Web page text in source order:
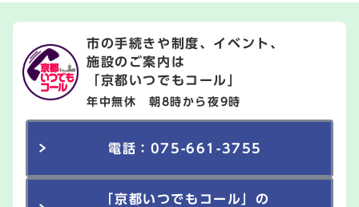
市の手続きや制度、イベント、
施設のご案内は
「京都いつでもコール」
年中無休 朝8時から夜9時
電話：075-661-3755
「京都いつでもコール」の